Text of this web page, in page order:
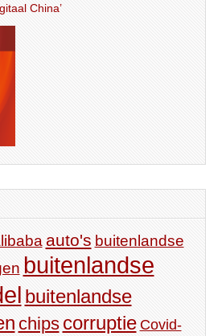
China’
auto's buitenlandse
buitenlandse
buitenlandse
chips corruptie Covid-